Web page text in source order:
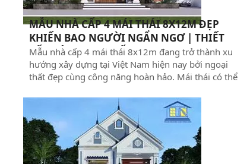
MẪU NHÀ CẤP 4 MÁI THÁI 8X12M ĐẸP
KHIẾN BAO NGƯỜI NGẨN NGƠ | THIẾT
KẾ NHÀ PHAN THIẾT
Mẫu nhà cấp 4 mái thái 8x12m đang trở thành xu
hướng xây dựng tại Việt Nam hiện nay bởi ngoại
thất đẹp cùng công năng hoàn hảo. Mái thái có thể
cổ điển cho ra nhiều phương án thiết kế đẹp phù
hợp với mọi yêu cầu. Xây Dựng Thuận Nguyên xin
giới thiệu đến bạn 6 mẫu nhà cấp 4 mái thái diện
tích 8x12m để gia đình bạn tham khảo cho công
trình tương lai của mình.
kế